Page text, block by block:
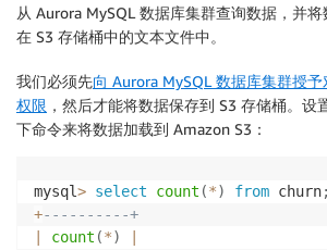
从 Aurora MySQL 数据库集群查询数据，并
在 S3 存储桶中的文本文件中。
我们必须先向 Aurora MySQL 数据库集群授
权限 ，然后才能将数据保存到 S3 存储桶。设
下命令来将数据加载到 Amazon S3：
mysql> select count (*) from churn;
+----------+
count (*)